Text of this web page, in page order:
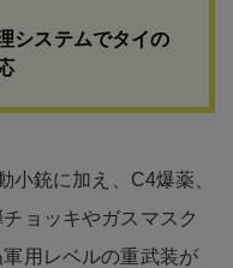
システムでタイの
小銃に加え、C4爆薬、
ョッキやガスマスク
用レベルの重武装が